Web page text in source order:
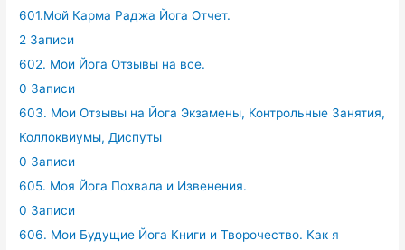
601.Мой Карма Раджа Йога Отчет.
2 Записи
602. Мои Йога Отзывы на все.
0 Записи
603. Мои Отзывы на Йога Экзамены, Контрольные Занятия,
Коллоквиумы, Диспуты
0 Записи
605. Моя Йога Похвала и Извенения.
0 Записи
606. Мои Будущие Йога Книги и Творочество. Как я